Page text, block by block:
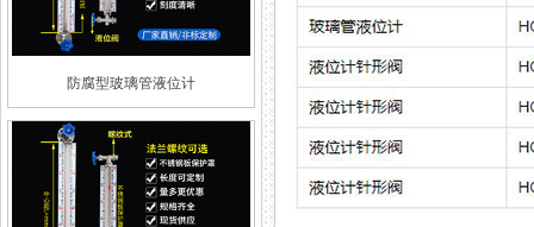
防腐型玻璃管液位计